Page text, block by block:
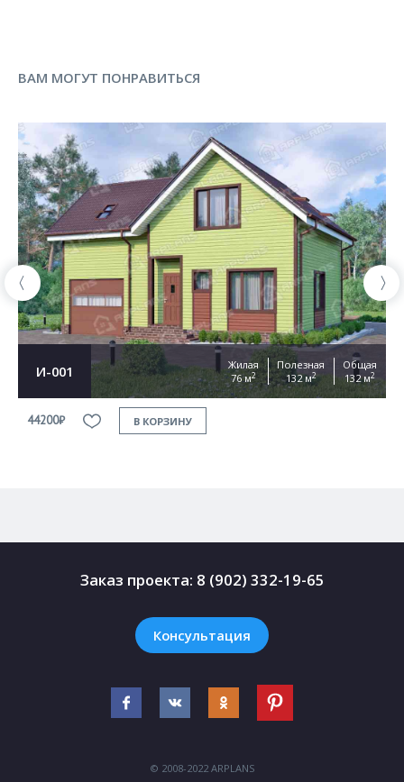
ВАМ МОГУТ ПОНРАВИТЬСЯ
И-001
Жилая
76 м2
Полезная
132 м2
Общая
132 м2
44200₽ В КОРЗИНУ
Заказ проекта: 8 (902) 332-19-65
Консультация
© 2008-2022 ARPLANS